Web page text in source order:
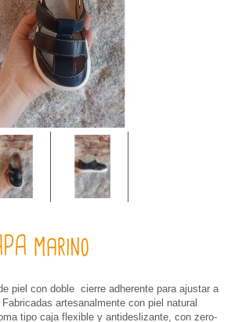
marino
piel con doble cierre adherente para ajustar a
artesanalmente con piel natural
tipo caja flexible y antideslizante, con zero-